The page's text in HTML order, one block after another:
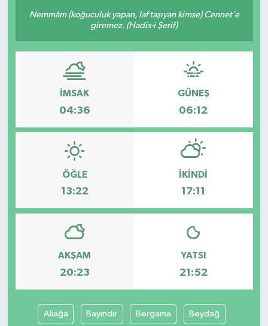
Nemmâm (koğuculuk yapan, laf taşıyan kimse) Cennet’e
giremez. (Hadis-i Şerif)
İMSAK
04:36
GÜNEŞ
06:12
ÖĞLE
13:22
İKINDI
17:11
AKŞAM
20:23
YATSI
21:52
Aliağa Bayındır Bergama Beydağ